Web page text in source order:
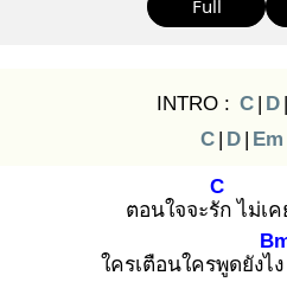
Full
INTRO : C | D |
C | D | Em
ตอนใจจะรัก
C
ไม่เค
ใครเตือนใครพูดยังไง